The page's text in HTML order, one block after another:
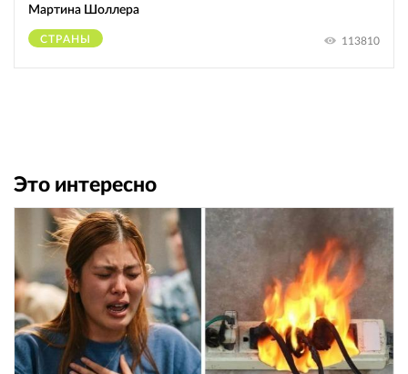
Мартина Шоллера
СТРАНЫ 113810
Это интересно